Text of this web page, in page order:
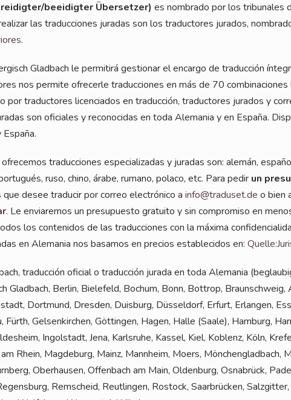
beeidigter Über­set­zer) es nomb­ra­do por los tri­bu­na­les
las tra­duc­cio­nes jura­das son los tra­duc­to­res jura­dos,
.
Glad­bach le per­mi­tirá ges­tio­nar el encar­go de tra­duc­ción
nos per­mi­te ofre­cer­le tra­duc­cio­nes en más de 70
por tra­duc­to­res licen­cia­dos en tra­duc­ción, tra­duc­to­res jura­dos y
son ofi­ci­a­les y reco­no­ci­das en toda Ale­ma­nia y en Espa­ña.
tra­duc­cio­nes espe­cia­lizadas y jura­das son: ale­mán,
ruso, chi­no, ára­be, ruma­no, pola­co, etc. Para pedir un
desee tra­du­cir por cor­reo elec­tró­ni­co a info@traduset.de o bien
. Le envi­a­re­mos un pre­supues­to gra­tui­to y sin com­promiso en
los con­teni­dos de las tra­duc­cio­nes con la máxi­ma
en Ale­ma­nia nos basa­mos en pre­ci­os estable­ci­dos en:
tra­duc­ción ofi­ci­al o tra­duc­ción jura­da en toda Ale­ma­nia
Glad­bach, Ber­lin, Bie­le­feld, Bochum, Bonn, Bot­trop, Braun­schweig,
Dort­mund, Dres­den, Duis­burg, Düs­sel­dorf, Erfurt, Erlan­gen,
Fürth, Gel­sen­kir­chen, Göt­tin­gen, Hagen, Hal­le (Saa­le), Ham­burg,
Ingol­stadt, Jena, Karls­ru­he, Kas­sel, Kiel, Koblenz, Köln,
Rhein, Mag­de­burg, Mainz, Mann­heim, Moers, Mön­chen­glad­bach,
Ober­hau­sen, Offen­bach am Main, Olden­burg, Osna­brück,
Rem­scheid, Reut­lin­gen, Ros­tock, Saar­brü­cken, Salz­git­ter,